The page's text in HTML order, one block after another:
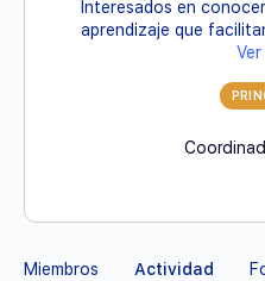
Interesados en
aprendizaje que
Ver
Miembros Actividad